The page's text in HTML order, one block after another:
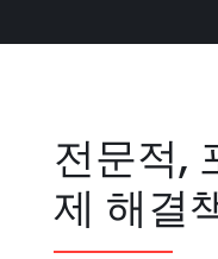
전문적,
제 해결